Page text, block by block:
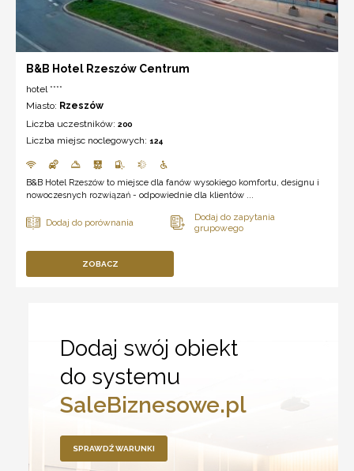
B&B Hotel Rzeszów Centrum
hotel ****
Miasto: Rzeszów
Liczba uczestników: 200
Liczba miejsc noclegowych: 124
B&B Hotel Rzeszów to miejsce dla fanów wysokiego komfortu, designu i
nowoczesnych rozwiązań - odpowiednie dla klientów ...
ZOBACZ
Dodaj swój obiekt
do systemu
SaleBiznesowe.pl
SPRAWDŹ WARUNKI